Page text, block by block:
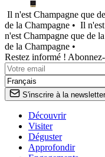
Il n'est Champagne que
de la Champagne • Il
n'est Champagne que de
de la Champagne •
Restez informé !
S'inscrire à la
Découvrir
Visiter
Déguster
Approfondir